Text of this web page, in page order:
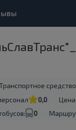
Транспортное средство
0,0 Цена
0